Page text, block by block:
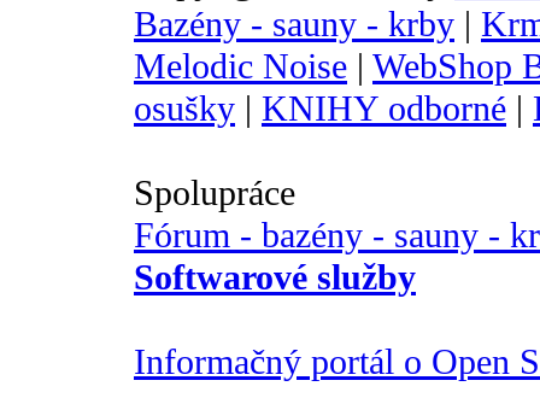
Bazény - sauny - krby |
Melodic Noise | WebShop
osušky | KNIHY odborné |
Spolupráce
Fórum - bazény - sauny -
Softwarové služby
Informačný portál o Open